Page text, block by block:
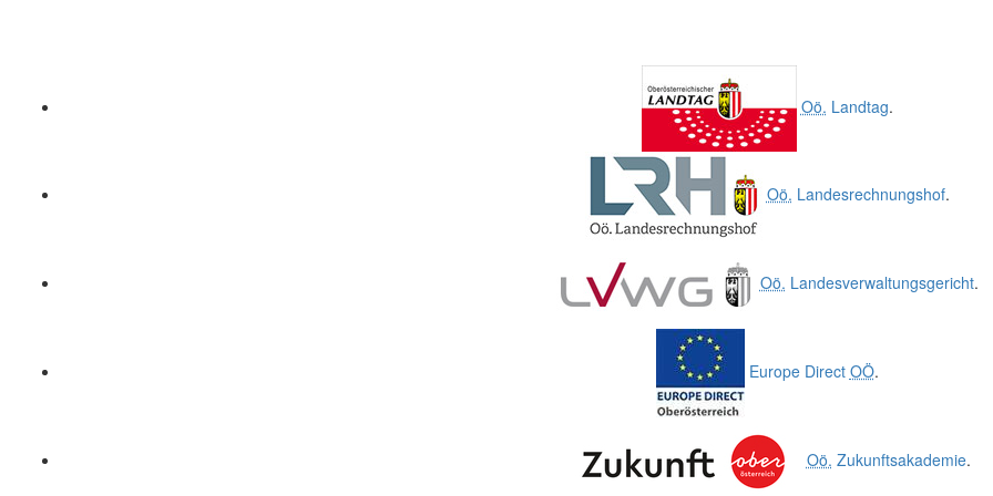
Oö. Landtag.
Oö. Landesrechnungshof.
Oö. Landesverwaltungsgericht.
Europe Direct OÖ.
Oö. Zukunftsakademie.